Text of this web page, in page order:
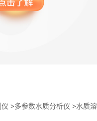
>多参数水质分析仪 >水质